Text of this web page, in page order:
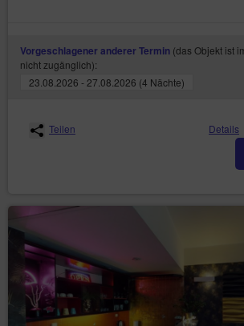
Vorgeschlagener anderer Termin (das Objekt ist
nicht zugänglich):
23.08.2026 - 27.08.2026 (4 Nächte)
Teilen Details